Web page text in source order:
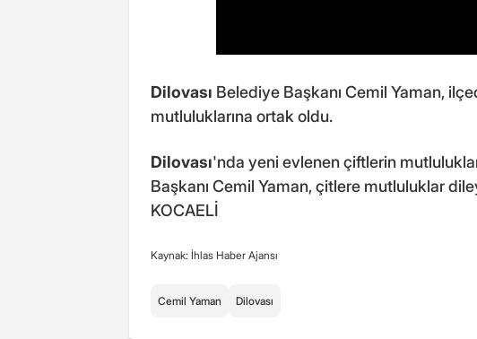
Dilovası Belediye Başkanı Cemil Yaman,
mutluluklarına ortak oldu.
Dilovası'nda yeni evlenen çiftlerin
Başkanı Cemil Yaman, çitlere mutluluklar
KOCAELİ
Kaynak: İhlas Haber Ajansı
Cemil Yaman Dilovası